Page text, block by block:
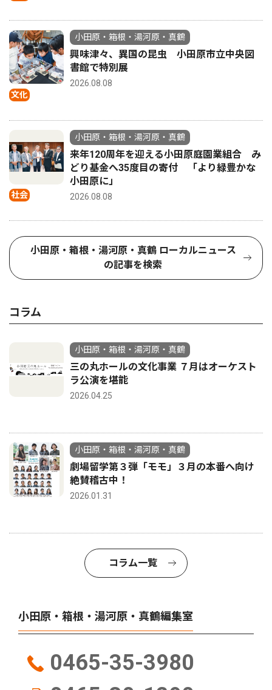
文化
小田原・箱根・湯河原・真鶴
興味津々、異国の昆虫 小田原市立中央図
書館で特別展
2026.08.08
社会
小田原・箱根・湯河原・真鶴
来年120周年を迎える小田原庭園業組合 み
どり基金へ35度目の寄付 「より緑豊かな
小田原に」
2026.08.08
小田原・箱根・湯河原・真鶴 ローカルニュース
の記事を検索
コラム
小田原・箱根・湯河原・真鶴
三の丸ホールの文化事業 ７月はオーケスト
ラ公演を堪能
2026.04.25
小田原・箱根・湯河原・真鶴
劇場留学第３弾「モモ」３月の本番へ向け
絶賛稽古中！
2026.01.31
コラム一覧
小田原・箱根・湯河原・真鶴編集室
0465-35-3980